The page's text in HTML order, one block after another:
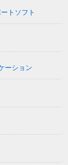
トソフト
ーション